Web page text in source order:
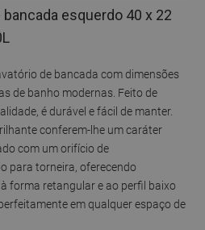
esquerdo 40 x 22
de bancada com dimensões
de banho modernas. Feito de
é durável e fácil de manter.
conferem-lhe um caráter
com um orifício de
para torneira, oferecendo
forma retangular e ao perfil baixo
em qualquer espaço de